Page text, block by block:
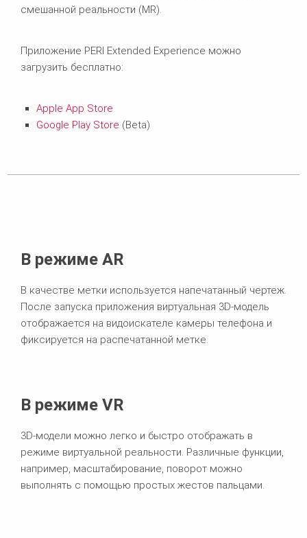
смешанной реальности (MR).
Приложение PERI Extended Experience можно
загрузить бесплатно:
Apple App Store
Google Play Store (Beta)
В режиме AR
В качестве метки используется напечатанный чертеж.
После запуска приложения виртуальная 3D-модель
отображается на видоискателе камеры телефона и
фиксируется на распечатанной метке.
В режиме VR
3D-модели можно легко и быстро отображать в
режиме виртуальной реальности. Различные функции,
например, масштабирование, поворот можно
выполнять с помощью простых жестов пальцами.